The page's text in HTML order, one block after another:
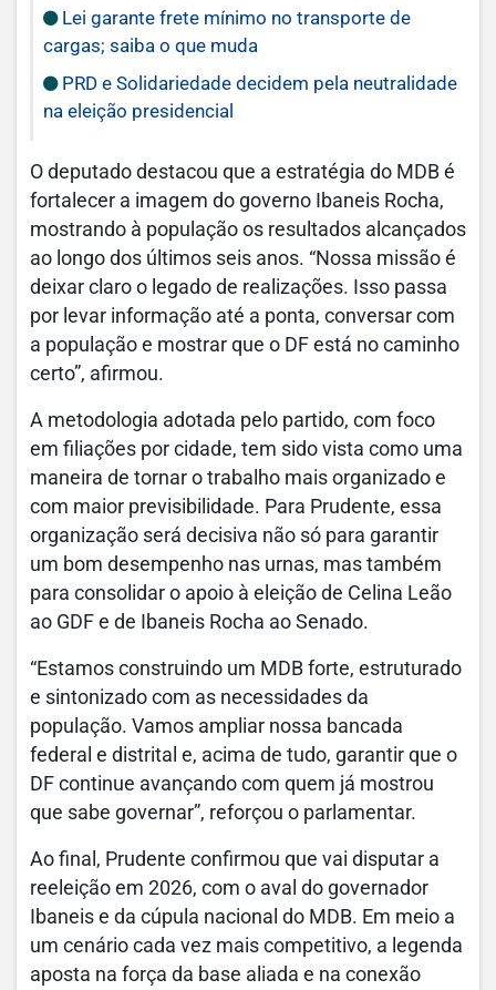
Lei garante frete mínimo no transporte de
cargas; saiba o que muda
PRD e Solidariedade decidem pela neutralidade
na eleição presidencial
O deputado destacou que a estratégia do MDB é
fortalecer a imagem do governo Ibaneis Rocha,
mostrando à população os resultados alcançados
ao longo dos últimos seis anos. “Nossa missão é
deixar claro o legado de realizações. Isso passa
por levar informação até a ponta, conversar com
a população e mostrar que o DF está no caminho
certo”, afirmou.
A metodologia adotada pelo partido, com foco
em filiações por cidade, tem sido vista como uma
maneira de tornar o trabalho mais organizado e
com maior previsibilidade. Para Prudente, essa
organização será decisiva não só para garantir
um bom desempenho nas urnas, mas também
para consolidar o apoio à eleição de Celina Leão
ao GDF e de Ibaneis Rocha ao Senado.
“Estamos construindo um MDB forte, estruturado
e sintonizado com as necessidades da
população. Vamos ampliar nossa bancada
federal e distrital e, acima de tudo, garantir que o
DF continue avançando com quem já mostrou
que sabe governar”, reforçou o parlamentar.
Ao final, Prudente confirmou que vai disputar a
reeleição em 2026, com o aval do governador
Ibaneis e da cúpula nacional do MDB. Em meio a
um cenário cada vez mais competitivo, a legenda
aposta na força da base aliada e na conexão